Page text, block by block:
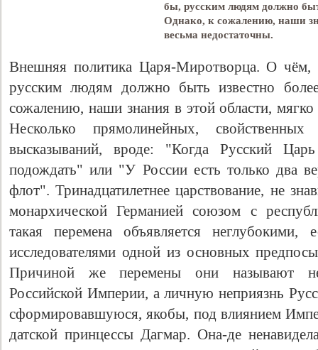
бы, русским людям должно
Однако, к сожалению, наши
весьма недостаточны.
Внешняя политика Царя-Миротворца. О
русским людям должно быть известно
сожалению, наши знания в этой области,
Несколько прямолинейных,
высказываний, вроде: "Когда Русский
подождать" или "У России есть только два
флот". Тринадцатилетнее царствование, не
монархической Германией союзом с
такая перемена объявляется
исследователями одной из основных
Причиной же перемены они называют не
Российской Империи, а личную неприязнь
сформировавшуюся, якобы, под влиянием
датской принцессы Дагмар. Она-де